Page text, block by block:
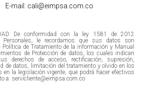
E-mail: cali@eimpsa.com.co
De conformidad con la ley 1581 de 2012
Personales, le recordamos que sus datos son
de Tratamiento de la información y Manual
de Protección de datos, los cuales indican
derechos de acceso, rectificación, supresión,
de datos, limitación del tratamiento y olvido en los
en la legislación vigente, que podrá hacer efectivos
a: servicliente@eimpsa.com.co